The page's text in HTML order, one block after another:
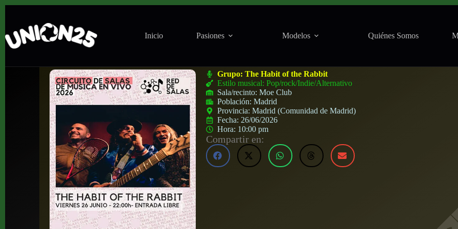
Inicio Pasiones Modelos Quiénes Somos
Grupo:The Habit of the Rabbit
Estilo musical: Pop/rock/Indie/Alternativo
Sala/recinto:Moe Club
Población:Madrid
Provincia:Madrid (Comunidad de Madrid)
Fecha: 26/06/2026
Hora: 10:00 pm
Compartir en: